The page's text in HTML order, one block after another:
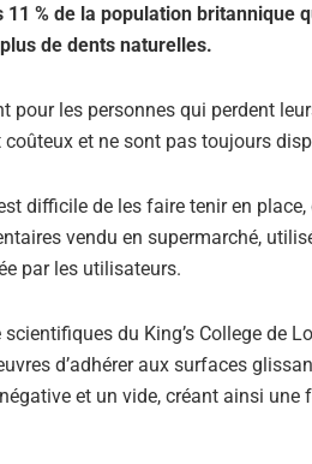
% de la population britannique
de dents naturelles.
les personnes qui perdent
et ne sont pas toujours
difficile de les faire tenir en place,
vendu en supermarché,
par les utilisateurs.
du King’s College de
d’adhérer aux surfaces
et un vide, créant ainsi